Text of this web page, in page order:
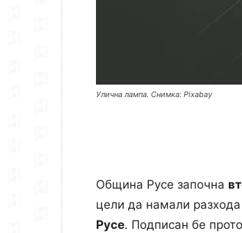
Улична лампа. Снимка: Pixabay
Община Русе започна
цели да намали
Русе. Подписан бе